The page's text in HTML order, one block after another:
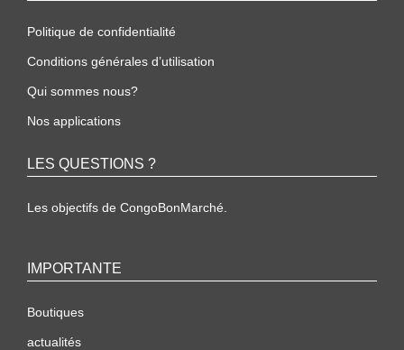
Politique de confidentialité
Conditions générales d’utilisation
Qui sommes nous?
Nos applications
LES QUESTIONS ?
Les objectifs de CongoBonMarché.
IMPORTANTE
Boutiques
actualités